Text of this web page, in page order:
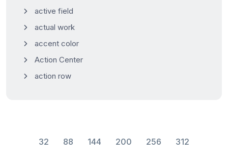
active field
actual work
accent color
Action Center
action row
32 88 144 200 256 312